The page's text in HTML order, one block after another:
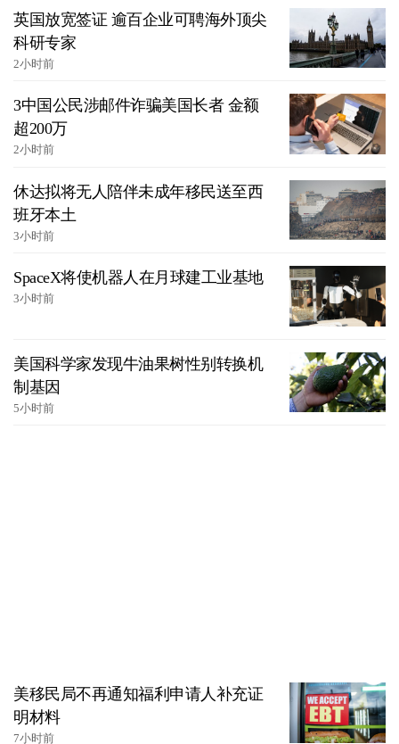
英国放宽签证 逾百企业可聘海外顶尖
科研专家
2小时前
3中国公民涉邮件诈骗美国长者 金额
超200万
2小时前
休达拟将无人陪伴未成年移民送至西
班牙本土
3小时前
SpaceX将使机器人在月球建工业基地
3小时前
美国科学家发现牛油果树性别转换机
制基因
5小时前
美移民局不再通知福利申请人补充证
明材料
7小时前